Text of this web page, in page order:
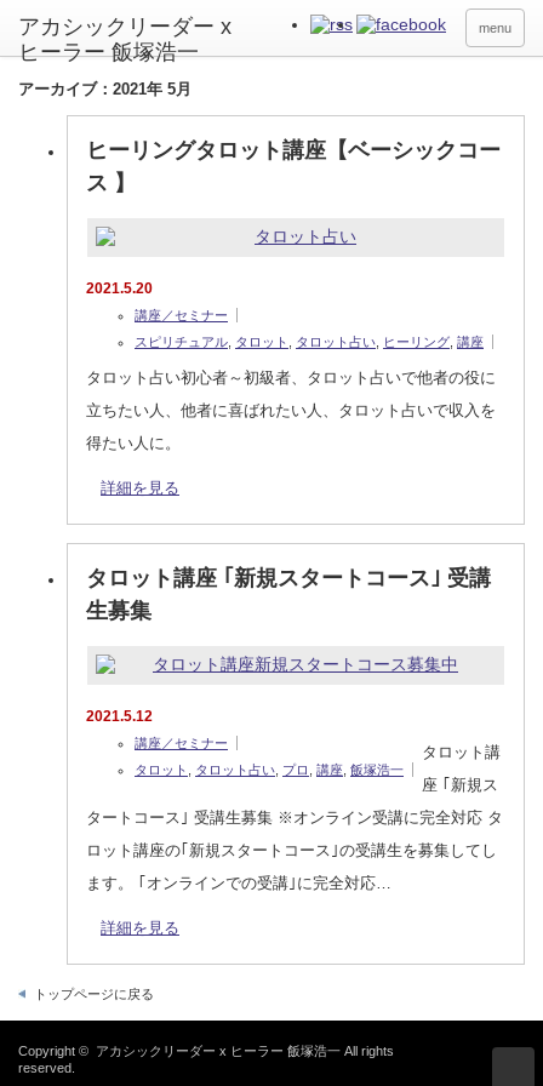
アカシックリーダー x
ヒーラー 飯塚浩一
menu
アーカイブ：2021年 5月
ヒーリングタロット講座【ベーシックコー
ス 】
2021.5.20
講座／セミナー
スピリチュアル タロット タロット占い ヒーリング 講座
タロット占い初心者～初級者、タロット占いで他者の役に
立ちたい人、他者に喜ばれたい人、タロット占いで収入を
得たい人に。
詳細を見る
タロット講座 ｢新規スタートコース｣ 受講
生募集
2021.5.12
講座／セミナー
タロット
タロット占い プロ 講座 飯塚浩一
タロット講
座 ｢新規ス
タートコース｣ 受講生募集 ※オンライン受講に完全対応 タ
ロット講座の｢新規スタートコース｣の受講生を募集してし
ます。 ｢オンラインでの受講｣に完全対応…
詳細を見る
トップページに戻る
Copyright © アカシックリーダー x ヒーラー 飯塚浩一 All rights
reserved.